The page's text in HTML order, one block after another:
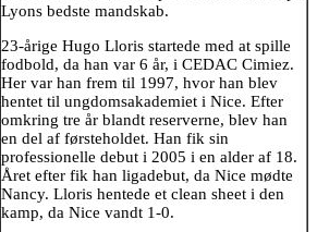
Lyons bedste mandskab.
23-årige Hugo Lloris startede med at spille
fodbold, da han var 6 år, i CEDAC Cimiez.
Her var han frem til 1997, hvor han blev
hentet til ungdomsakademiet i Nice. Efter
omkring tre år blandt reserverne, blev han
en del af førsteholdet. Han fik sin
professionelle debut i 2005 i en alder af 18.
Året efter fik han ligadebut, da Nice mødte
Nancy. Lloris hentede et clean sheet i den
kamp, da Nice vandt 1-0.